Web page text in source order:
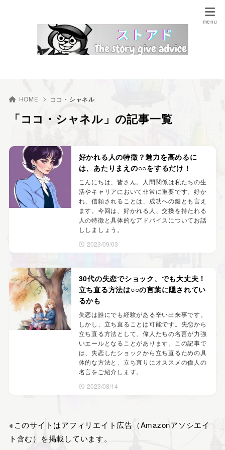
HOME ココ・シャネル
「ココ・シャネル」の記事一覧
好かれる人の特徴？魅力を高めるに
は、あたりまえの○○をするだけ！
こんにちは、皆さん。人間関係は私たちの生
活やキャリアにおいて非常に重要です。好か
れ、信頼されることは、成功への鍵とも言え
ます。今回は、好かれる人、交換を持たれる
人の特徴と具体的なアドバイスについてお話
ししましょう。
2023/09/03
30代の失恋でショック、でも大丈夫！
立ち直る方法は○○の言葉に隠されてい
るかも
失恋は誰にでも経験がある辛い出来事です。
しかし、立ち直ることは可能です。失恋から
立ち直る方法として、偉人たちの名言が力強
いエールとなることがあります。この記事で
は、失恋したショックから立ち直るための具
体的な方法と、立ち直りにオススメの偉人の
名言をご紹介します。
2023/08/14
※このサイトはアフィリエイト広告（Amazonアソシエイ
ト含む）を掲載しています。